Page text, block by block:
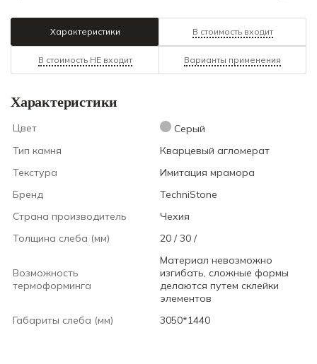
Характеристики В стоимость входит
В стоимость НЕ входит Варианты применения
Характеристики
Цвет
Серый
Тип камня
Кварцевый агломерат
Текстура
Имитация мрамора
Бренд
TechniStone
Страна производитель
Чехия
Толщина слеба (мм)
20 / 30 /
Возможность
термоформинга
Материал невозможно
изгибать, сложные формы
делаются путем склейки
элементов
Габариты слеба (мм)
3050*1440